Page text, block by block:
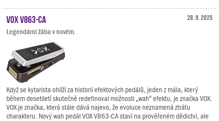
28. 9. 2025
VOX V863-CA
Legendární žába v novém.
Když se kytarista ohlíží za historií efektových pedálů, jeden z mála, který
během desetiletí skutečně redefinoval možnosti „wah“ efektu, je značka VOX.
VOX je značka, která stále dává najevo, že evoluce neznamená ztrátu
charakteru. Nový wah pedál VOX V863-CA staví na prověřeném dědictví, ale